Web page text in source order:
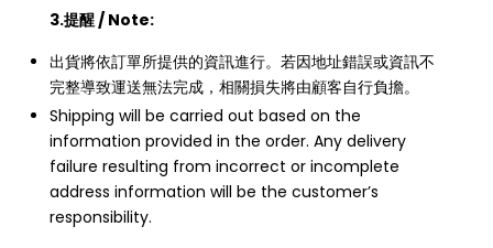
3.提醒 / Note:
出貨將依訂單所提供的資訊進行。若因地址錯誤或資訊不
完整導致運送無法完成，相關損失將由顧客自行負擔。
Shipping will be carried out based on the
information provided in the order. Any delivery
failure resulting from incorrect or incomplete
address information will be the customer’s
responsibility.